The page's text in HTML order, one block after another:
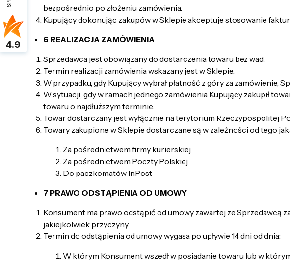
bezpośrednio po złożeniu zamówienia.
Kupujący dokonując zakupów w Sklepie akceptuje stosowanie
6 REALIZACJA ZAMÓWIENIA
Sprzedawca jest obowiązany do dostarczenia towaru bez wad.
Termin realizacji zamówienia wskazany jest w Sklepie.
W przypadku, gdy Kupujący wybrał płatność z góry za zamówienie,
W sytuacji, gdy w ramach jednego zamówienia Kupujący zakupił
towaru o najdłuższym terminie.
Towar dostarczany jest wyłącznie na terytorium Rzeczypospolitej
Towary zakupione w Sklepie dostarczane są w zależności od tego
Za pośrednictwem firmy kurierskiej
Za pośrednictwem Poczty Polskiej
Do paczkomatów InPost
7 PRAWO ODSTĄPIENIA OD UMOWY
Konsument ma prawo odstąpić od umowy zawartej ze Sprzedawcą
jakiejkolwiek przyczyny.
Termin do odstąpienia od umowy wygasa po upływie 14 dni od dnia:
W którym Konsument wszedł w posiadanie towaru lub w
4.9